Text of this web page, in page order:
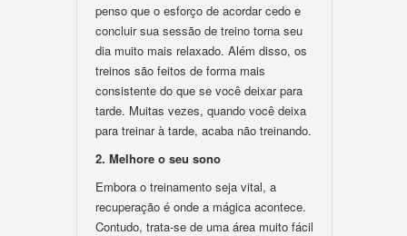
penso que o esforço de acordar cedo e
concluir sua sessão de treino torna seu
dia muito mais relaxado. Além disso, os
treinos são feitos de forma mais
consistente do que se você deixar para
tarde. Muitas vezes, quando você deixa
para treinar à tarde, acaba não treinando.
2. Melhore o seu sono
Embora o treinamento seja vital, a
recuperação é onde a mágica acontece.
Contudo, trata-se de uma área muito fácil